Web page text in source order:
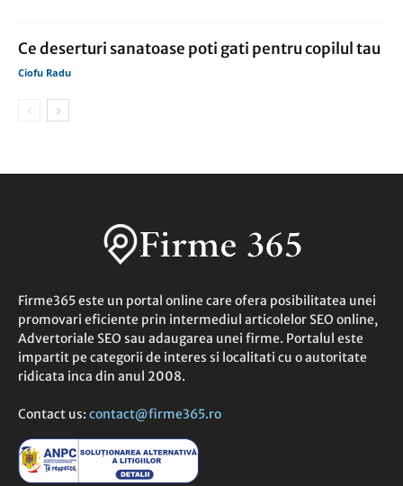
Ce deserturi sanatoase poti gati pentru copilul tau
Ciofu Radu
Firme365 este un portal online care ofera posibilitatea unei
promovari eficiente prin intermediul articolelor SEO online,
Advertoriale SEO sau adaugarea unei firme. Portalul este
impartit pe categorii de interes si localitati cu o autoritate
ridicata inca din anul 2008.
Contact us: contact@firme365.ro